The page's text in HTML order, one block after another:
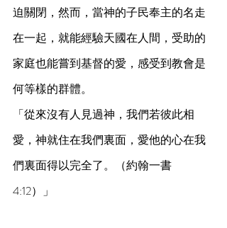
迫關閉，然而，當神的子民奉主的名走
在一起，就能經驗天國在人間，受助的
家庭也能嘗到基督的愛，感受到教會是
何等樣的群體。
「從來沒有人見過神，我們若彼此相
愛，神就住在我們裏面，愛他的心在我
們裏面得以完全了。（約翰一書
4:12）」